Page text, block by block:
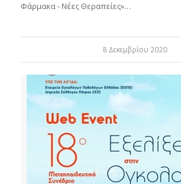
Φάρμακα - Νέες Θεραπείες»…
8 Δεκεμβρίου 2020